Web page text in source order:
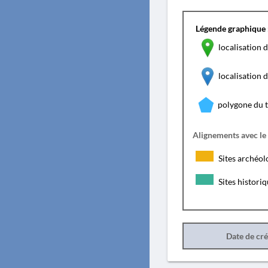
Légende graphique
localisation
localisation
polygone du
Alignements avec
Sites
Sites
Date de